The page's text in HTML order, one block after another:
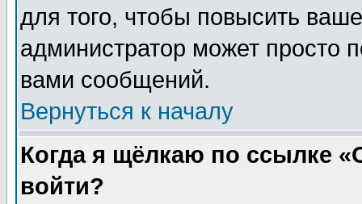
для того, чтобы повысить
администратор может просто
вами сообщений.
Вернуться к началу
Когда я щёлкаю по ссылке
войти?